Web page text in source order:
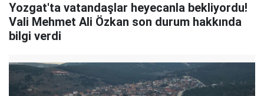
Yozgat'ta vatandaşlar heyecanla bekliyordu!
Vali Mehmet Ali Özkan son durum hakkında
bilgi verdi